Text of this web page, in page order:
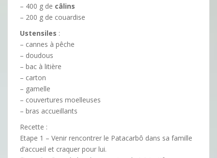
– 400 g de câlins
– 200 g de couardise
Ustensiles :
– cannes à pêche
– doudous
– bac à litière
– carton
– gamelle
– couvertures moelleuses
– bras accueillants
Recette :
Etape 1 – Venir rencontrer le Patacarbô dans sa famille
d’accueil et craquer pour lui.